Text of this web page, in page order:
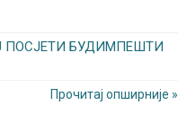
ПОСЈЕТИ БУДИМПЕШТИ
Прочитај опширније »